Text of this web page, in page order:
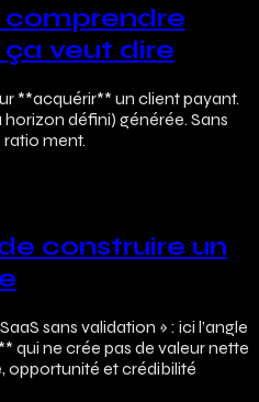
comprendre
veut dire
**acquérir** un client payant.
défini) générée. Sans
ment.
construire un
sans validation » : ici l’angle
qui ne crée pas de valeur nette
opportunité et crédibilité